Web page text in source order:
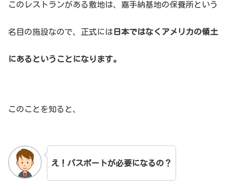
このレストランがある敷地は、嘉手納基地の保養所という
名目の施設なので、正式には 日本ではなくアメリカの領土
にあるということになります。
このことを知ると、
え！パスポートが必要になるの？